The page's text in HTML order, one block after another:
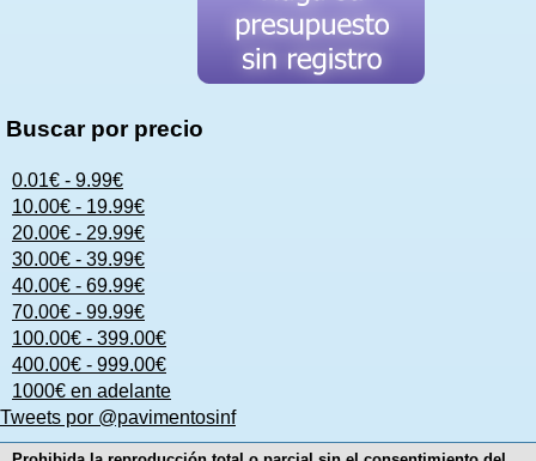
Buscar por precio
0.01€ - 9.99€
10.00€ - 19.99€
20.00€ - 29.99€
30.00€ - 39.99€
40.00€ - 69.99€
70.00€ - 99.99€
100.00€ - 399.00€
400.00€ - 999.00€
1000€ en adelante
Tweets por @pavimentosinf